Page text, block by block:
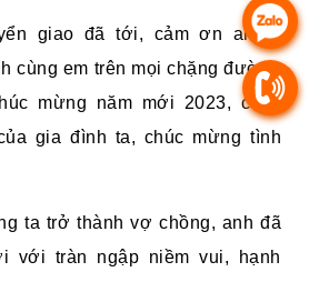
giao đã tới, cảm ơn anh -
cùng em trên mọi chặng đường
mừng năm mới 2023, chúc
gia đình ta, chúc mừng tình
ta trở thành vợ chồng, anh đã
với tràn ngập niềm vui, hạnh